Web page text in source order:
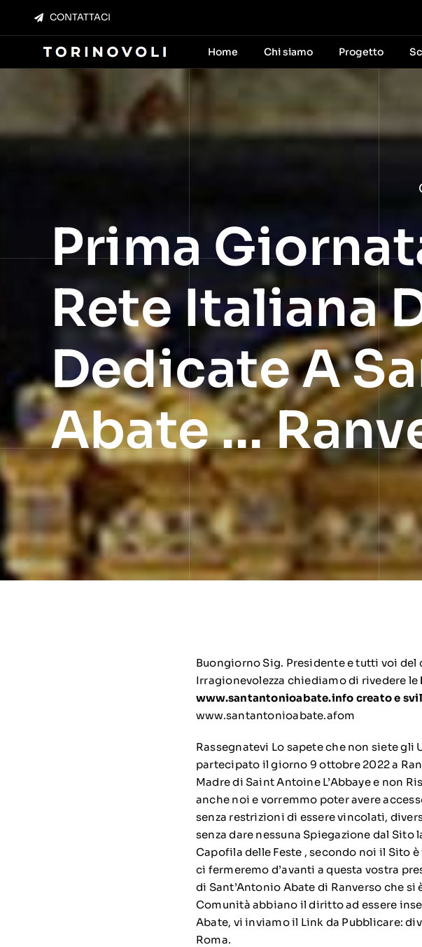
contenuto
CONTATTACI
Home Chi siamo Progetto
Prima
Rete Italiana
Dedicate A
Abate …
Buongiorno Sig. Presidente e tutti voi
Irragionevolezza chiediamo di rivedere le
www.santantonioabate.info creato e
www.santantonioabate.afom
Rassegnatevi Lo sapete che non siete
partecipato il giorno 9 ottobre 2022 a
Madre di Saint Antoine L’Abbaye e non
anche noi e vorremmo poter avere
senza restrizioni di essere vincolati,
senza dare nessuna Spiegazione dal
Capofila delle Feste , secondo noi il Sito
ci fermeremo d’avanti a questa vostra
di Sant’Antonio Abate di Ranverso che
Comunità abbiano il diritto ad essere
Abate, vi inviamo il Link da Pubblicare:
Roma.